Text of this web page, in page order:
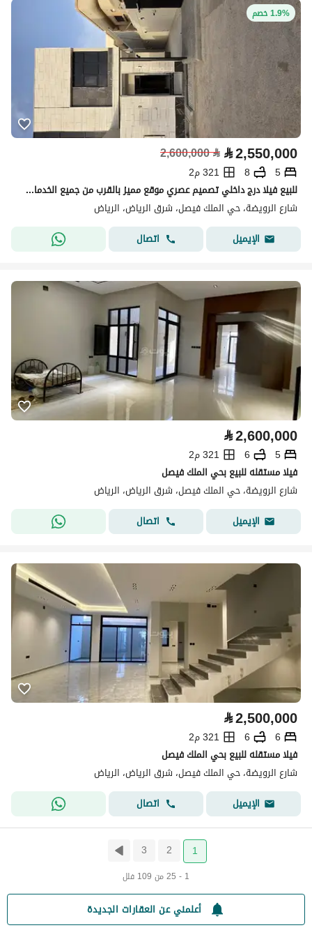
1.9% خصم
⃁2,550,000
⃁
2,600,000
5
8
321 م2
للبيع فيلا درج داخلي تصميم عصري موقع مميز بالقرب من جميع الخدمات وطريق الملك عبدالله
شارع الرويضة، حي الملك فيصل، شرق الرياض، الرياض
الإيميل
اتصال
⃁2,600,000
5
6
321 م2
فيلا مستقله للبيع بحي الملك فيصل
شارع الرويضة، حي الملك فيصل، شرق الرياض، الرياض
الإيميل
اتصال
⃁2,500,000
6
6
321 م2
فيلا مستقله للبيع بحي الملك فيصل
شارع الرويضة، حي الملك فيصل، شرق الرياض، الرياض
الإيميل
اتصال
1
2
3
1 - 25 من 109 فلل
أعلمني عن العقارات الجديدة